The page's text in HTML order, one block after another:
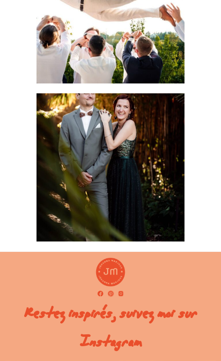
LIRE LA SUITE
Mariage au Château de Flaugergues : elle a osé la
robe verte (et imposé le blanc aux invités)
LIRE LA SUITE
Restez inspirés, suivez moi sur
Instagram